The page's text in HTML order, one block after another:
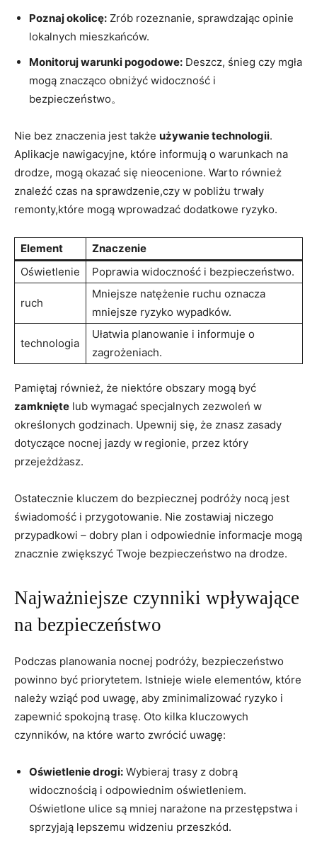
Poznaj okolicę: Zrób rozeznanie, sprawdzając opinie
lokalnych mieszkańców.
Monitoruj warunki pogodowe: Deszcz, śnieg czy mgła⁤
mogą znacząco obniżyć widoczność i
bezpieczeństwo。
Nie bez znaczenia jest także używanie technologii.
Aplikacje nawigacyjne, które informują o warunkach na
drodze, mogą okazać się nieocenione. Warto również
znaleźć czas na sprawdzenie,czy w pobliżu trwały
remonty,które mogą wprowadzać dodatkowe ryzyko.
Element
Znaczenie
Oświetlenie
Poprawia widoczność i bezpieczeństwo.
ruch
Mniejsze natężenie ​ruchu oznacza
mniejsze ryzyko wypadków.
technologia
Ułatwia planowanie i informuje o
zagrożeniach.
Pamiętaj również, że niektóre obszary mogą być
zamknięte lub wymagać specjalnych zezwoleń w
określonych ‌godzinach. Upewnij się, że znasz zasady
dotyczące nocnej jazdy w regionie, przez ‍który
przejeżdżasz.
Ostatecznie kluczem do bezpiecznej podróży nocą jest
świadomość i przygotowanie. Nie‍ zostawiaj niczego
przypadkowi – dobry⁤ plan i odpowiednie informacje​ mogą
znacznie zwiększyć ⁢Twoje bezpieczeństwo na drodze.
Najważniejsze czynniki wpływające
na⁤ bezpieczeństwo
Podczas planowania nocnej podróży, ⁣bezpieczeństwo
powinno być priorytetem. Istnieje wiele elementów, które
należy wziąć pod ⁣uwagę, aby zminimalizować ryzyko i
zapewnić spokojną ⁢trasę. Oto kilka kluczowych
czynników, na które warto zwrócić uwagę:
Oświetlenie drogi: Wybieraj trasy z dobrą
widocznością i odpowiednim oświetleniem.
Oświetlone ulice są mniej ⁤narażone na przestępstwa i
sprzyjają lepszemu widzeniu przeszkód.